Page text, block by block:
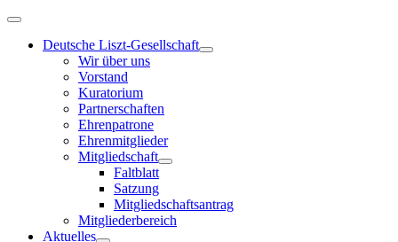
Deutsche Liszt-Gesellschaft
Wir über uns
Vorstand
Kuratorium
Partnerschaften
Ehrenpatrone
Ehrenmitglieder
Mitgliedschaft
Faltblatt
Satzung
Mitgliedschaftsantrag
Mitgliederbereich
Aktuelles